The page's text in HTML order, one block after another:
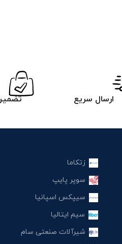
ارسال سریع
زتکاما
سوپر پایپ
سیپکس اسپانیا
سیم ایتالیا
شیرآلات صنعتی سام